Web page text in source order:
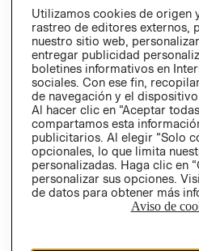
Ecuador ($)
CAMBIAR REGIÓN
Utilizamos cookies de origen
rastreo de editores externos,
nuestro sitio web,
entregar publicidad
boletines informativos en
sociales. Con ese fin,
de navegación y el dispositivo.
Al hacer clic en “Aceptar
compartamos esta
publicitarios. Al elegir “Solo
opcionales, lo que limita
personalizadas. Haga clic en
personalizar sus opciones.
de datos para obtener más
Aviso de